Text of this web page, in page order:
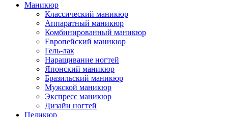
Маникюр
Классический маникюр
Аппаратный маникюр
Комбинированный маникюр
Европейский маникюр
Гель-лак
Наращивание ногтей
Японский маникюр
Бразильский маникюр
Мужской маникюр
Экспресс маникюр
Дизайн ногтей
Педикюр